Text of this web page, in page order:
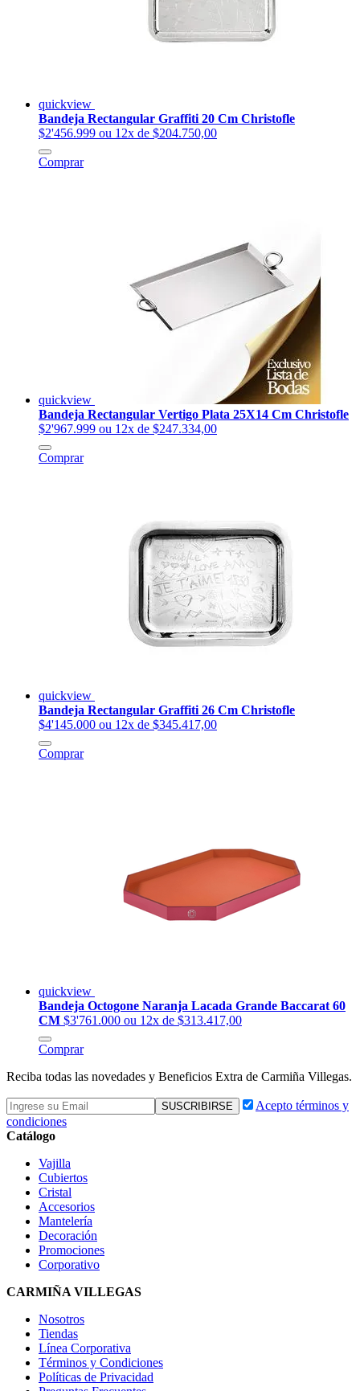
quickview
Bandeja Rectangular Graffiti 20 Cm Christofle
$2'456.999 ou 12x de $204.750,00
Comprar
quickview
Bandeja Rectangular Vertigo Plata 25X14 Cm Christofle
$2'967.999 ou 12x de $247.334,00
Comprar
quickview
Bandeja Rectangular Graffiti 26 Cm Christofle
$4'145.000 ou 12x de $345.417,00
Comprar
quickview
Bandeja Octogone Naranja Lacada Grande Baccarat 60
CM $3'761.000 ou 12x de $313.417,00
Comprar
Reciba todas las novedades y Beneficios Extra de Carmiña Villegas.
Acepto términos y
condiciones
Catálogo
Vajilla
Cubiertos
Cristal
Accesorios
Mantelería
Decoración
Promociones
Corporativo
CARMIÑA VILLEGAS
Nosotros
Tiendas
Línea Corporativa
Términos y Condiciones
Políticas de Privacidad